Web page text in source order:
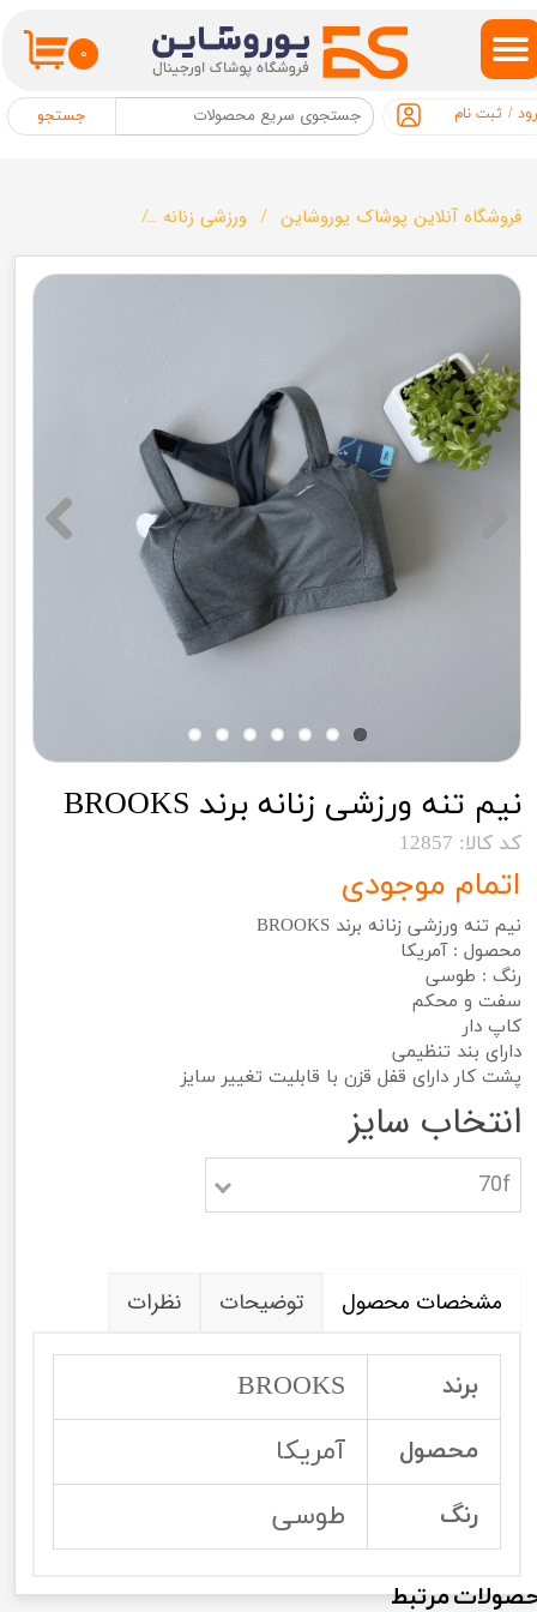
۰
جستجو / ثبت نام
حساب کاربری من
تغییر گذر واژه
خروج از حساب کاربری
فروشگاه آنلاین پوشاک یوروشاین ورزشی زنانه
نیم تنه ورزشی زنانه برند BROOKS
کد کالا: 12857
اتمام موجودی
نیم تنه ورزشی زنانه برند BROOKS
محصول : آمریکا
رنگ : طوسی
سفت و محکم
کاپ دار
دارای بند تنظیمی
پشت کار دارای قفل قزن با قابلیت تغییر سایز
انتخاب سایز
70f
مشخصات محصول توضیحات نظرات
برند BROOKS
محصول آمریکا
رنگ طوسی
مرتبط